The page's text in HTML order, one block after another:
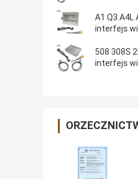
A1 Q3
interfejs
508 308S
interfejs